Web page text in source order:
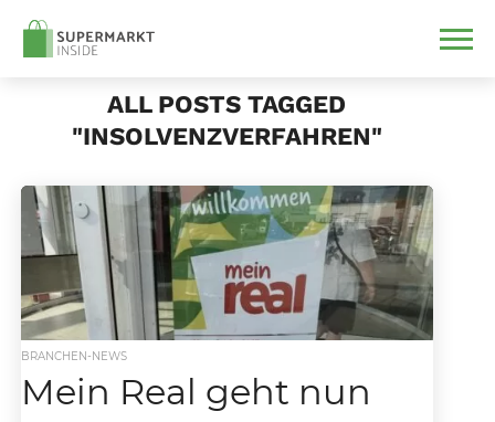
ALL POSTS TAGGED
"INSOLVENZVERFAHREN"
BRANCHEN-NEWS
Mein Real geht nun